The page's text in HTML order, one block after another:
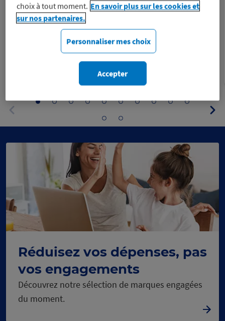
On parle de nous
Grand jeu de l'été : Gagnez vos
vacances avec Macif Avantages !
31 juillet 2026
Aller
1
Aller
2
Aller
3
Aller
panneau
4
Aller
panneau
5
Aller
panneau
6
Aller
7
Aller
8
Aller
9
Aller
10
Aller
au
11
Aller
au
12
Réduisez vos dépenses, pas
vos engagements
Découvrez notre sélection de marques engagées
du moment.
C
h
a
r
g
e
m
e
n
t
e
n
c
o
u
r
s
choix à tout moment. En savoir plus sur les cookies et
sur nos partenaires.
Personnaliser mes choix
Accepter